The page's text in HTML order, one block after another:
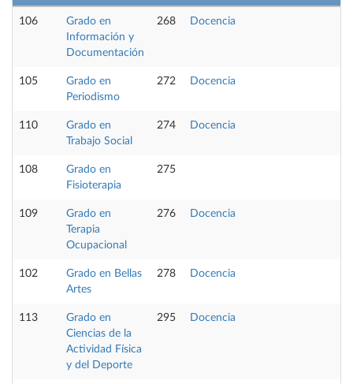
106
Grado en
Información y
Documentación
268 Docencia
105
Grado en
Periodismo
272 Docencia
110
Grado en
Trabajo Social
274 Docencia
108
Grado en
Fisioterapia
275
109
Grado en
Terapia
Ocupacional
276 Docencia
102
Grado en Bellas
Artes
278 Docencia
113
Grado en
Ciencias de la
Actividad Física
y del Deporte
295 Docencia